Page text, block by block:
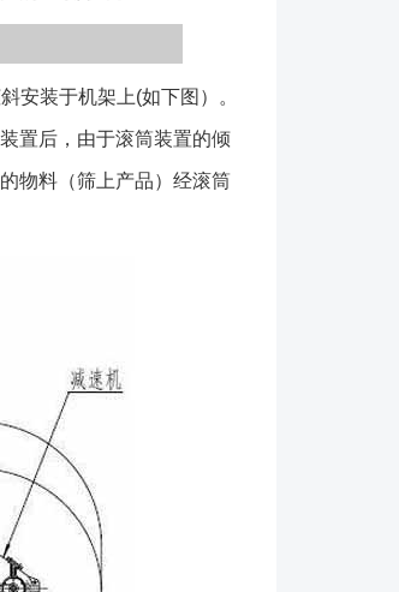
从结构形式上常用有密封
要求，如是否需要增加观察
脚螺栓或预埋铁固定结
于4小时的运转，但在及其运
用户在收到设备后应仔细检查及
机； 5、开机时注意无异常响
承温度应在70摄氏度以下；
试车； 现场处理干净,筛筒内
处理干净,筛筒内外不允许残留
内外不允许残留类似安装工具
残留类似安装工具等异物
装于机架上(如下图）。
置后，由于滚筒装置的倾
物料（筛上产品）经滚筒